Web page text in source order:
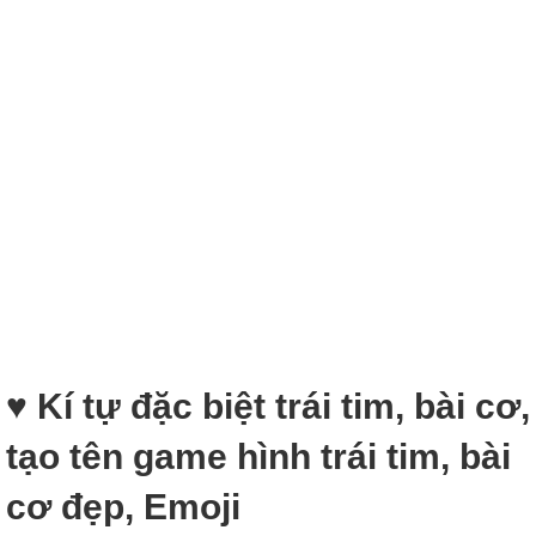
♥️ Kí tự đặc biệt trái tim, bài cơ,
tạo tên game hình trái tim, bài
cơ đẹp, Emoji